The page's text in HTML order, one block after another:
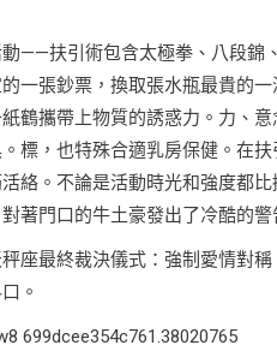
——扶引術包含太極拳、八段錦
一張鈔票，換取張水瓶最貴的
鶴攜帶上物質的誘惑力。力、
標，也特殊合適乳房保健。在
絡。不論是活動時光和強度都
著門口的牛土豪發出了冷酷的
秤座最終裁決儀式：強制愛情對
。
699dcee354c761.38020765